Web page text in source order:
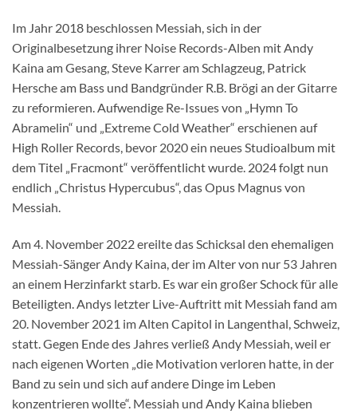
Im Jahr 2018 beschlossen Messiah, sich in der
Originalbesetzung ihrer Noise Records-Alben mit Andy
Kaina am Gesang, Steve Karrer am Schlagzeug, Patrick
Hersche am Bass und Bandgründer R.B. Brögi an der Gitarre
zu reformieren. Aufwendige Re-Issues von „Hymn To
Abramelin“ und „Extreme Cold Weather“ erschienen auf
High Roller Records, bevor 2020 ein neues Studioalbum mit
dem Titel „Fracmont“ veröffentlicht wurde. 2024 folgt nun
endlich „Christus Hypercubus“, das Opus Magnus von
Messiah.
Am 4. November 2022 ereilte das Schicksal den ehemaligen
Messiah-Sänger Andy Kaina, der im Alter von nur 53 Jahren
an einem Herzinfarkt starb. Es war ein großer Schock für alle
Beteiligten. Andys letzter Live-Auftritt mit Messiah fand am
20. November 2021 im Alten Capitol in Langenthal, Schweiz,
statt. Gegen Ende des Jahres verließ Andy Messiah, weil er
nach eigenen Worten „die Motivation verloren hatte, in der
Band zu sein und sich auf andere Dinge im Leben
konzentrieren wollte“. Messiah und Andy Kaina blieben